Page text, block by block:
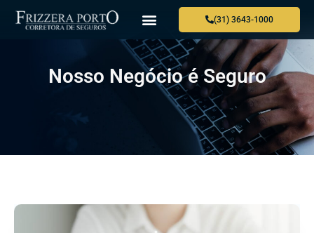
(31) 3643-1000
Nosso Negócio é Seguro